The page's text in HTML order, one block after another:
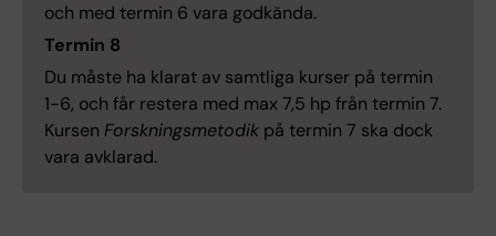
och med termin 6 vara godkända.
Termin 8
Du måste ha klarat av samtliga kurser på termin
1-6, och får restera med max 7,5 hp från termin 7.
Kursen Forskningsmetodik på termin 7 ska dock
vara avklarad.